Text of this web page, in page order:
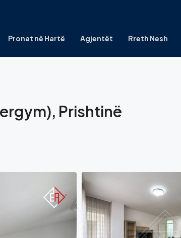
Pronat në Hartë Agjentët Rreth Nesh
Prishtinë